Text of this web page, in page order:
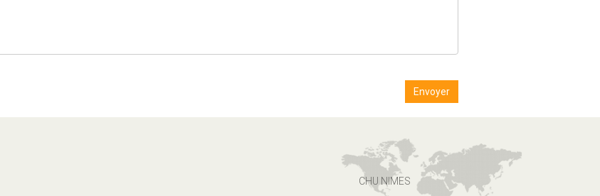
CHU NIMES